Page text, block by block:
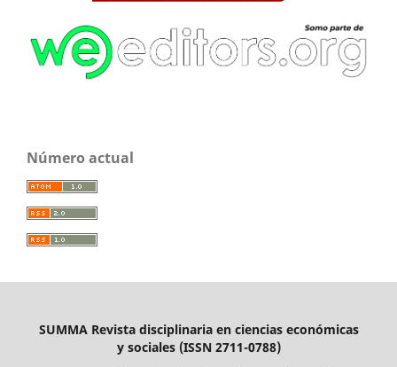
Número actual
SUMMA Revista disciplinaria en ciencias económicas
y sociales (ISSN 2711-0788)